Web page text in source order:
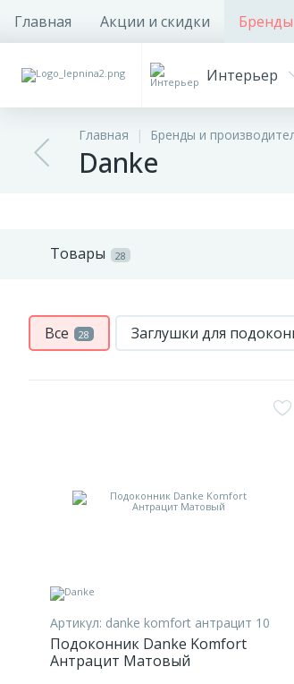
Главная Акции и скидки Бренды
Интерьер
Главная Бренды и
Danke
Товары 28
Все 28 Заглушки для
Артикул: danke komfort антрацит 10
Подоконник Danke Komfort
Антрацит Матовый